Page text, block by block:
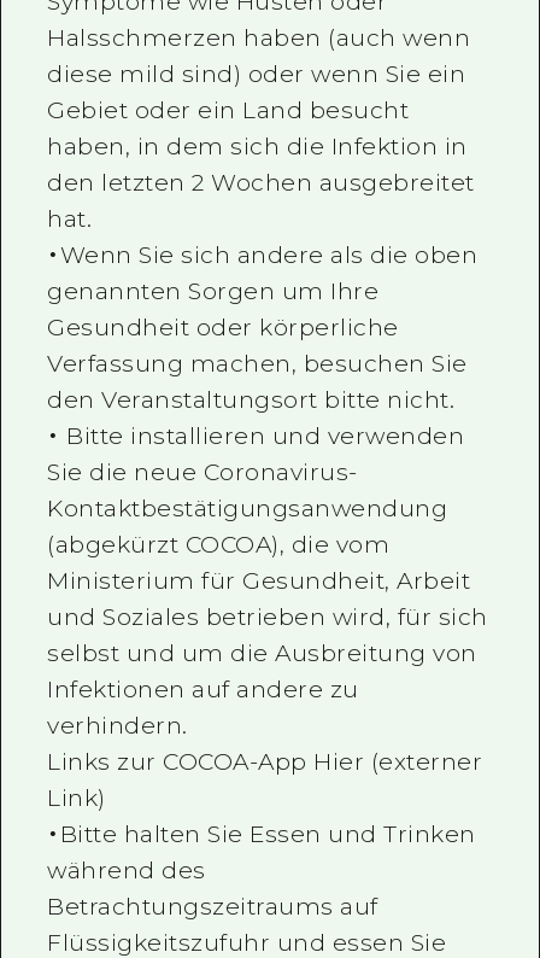
Halsschmerzen haben (auch wenn
diese mild sind) oder wenn Sie ein
Gebiet oder ein Land besucht
haben, in dem sich die Infektion in
den letzten 2 Wochen ausgebreitet
hat.
・Wenn Sie sich andere als die oben
genannten Sorgen um Ihre
Gesundheit oder körperliche
Verfassung machen, besuchen Sie
den Veranstaltungsort bitte nicht.
・ Bitte installieren und verwenden
Sie die neue Coronavirus-
Kontaktbestätigungsanwendung
(abgekürzt COCOA), die vom
Ministerium für Gesundheit, Arbeit
und Soziales betrieben wird, für sich
selbst und um die Ausbreitung von
Infektionen auf andere zu
verhindern.
Links zur COCOA-App Hier (externer
Link)
・Bitte halten Sie Essen und Trinken
während des
Betrachtungszeitraums auf
Flüssigkeitszufuhr und essen Sie